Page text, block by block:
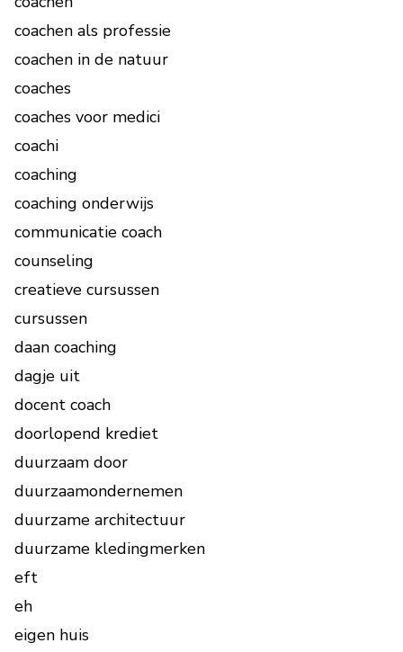
coachen als professie
coachen in de natuur
coaches
coaches voor medici
coachi
coaching
coaching onderwijs
communicatie coach
counseling
creatieve cursussen
cursussen
daan coaching
dagje uit
docent coach
doorlopend krediet
duurzaam door
duurzaamondernemen
duurzame architectuur
duurzame kledingmerken
eft
eh
eigen huis